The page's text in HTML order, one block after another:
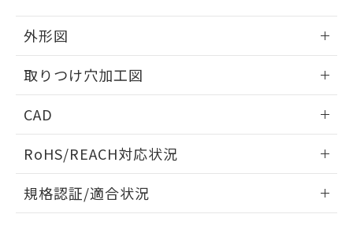
外形図
取りつけ穴加工図
CAD
ドすることができます。
ログイン/会員登録
RoHS/REACH対応状況
EU RoHS 注意事項・凡例
規格認証/適合状況
用者の範囲」に記載されている法人を
※本証明書は発行日時点で非含有を証明す
るもので、過去に遡って非含有を証明する
ものではありません。
物質の対応では、対応完了までの期間は出
荷製品に未対応品が混在することから備考
していることから、特段のことがない限
り、2022年1月12日より割愛しておりま
す。